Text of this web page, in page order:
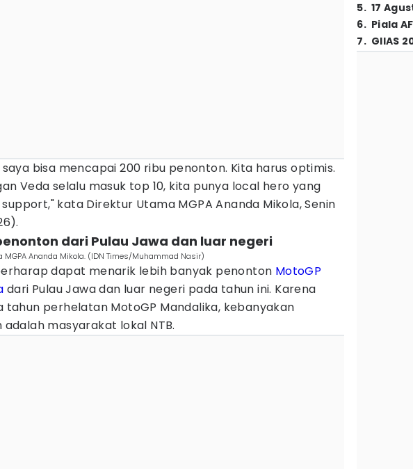
bisa mencapai 200 ribu penonton. Kita harus optimis.
Veda selalu masuk top 10, kita punya local hero yang
kata Direktur Utama MGPA Ananda Mikola, Senin
dari Pulau Jawa dan luar negeri
MGPA Ananda Mikola. (IDN Times/Muhammad Nasir)
dapat menarik lebih banyak penonton MotoGP
dari Pulau Jawa dan luar negeri pada tahun ini. Karena
tahun perhelatan MotoGP Mandalika, kebanyakan
masyarakat lokal NTB.
5. 17
6. Piala
7. GIIAS